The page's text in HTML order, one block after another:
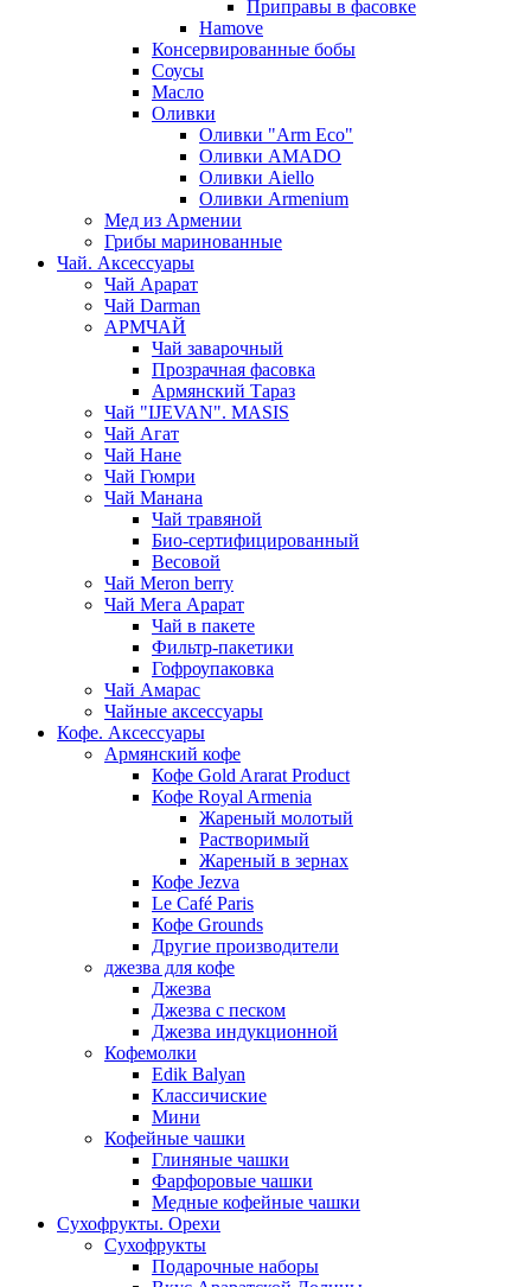
Приправы в фасовке
Hamove
Консервированные бобы
Соусы
Масло
Оливки
Оливки "Arm Eco"
Оливки AMADO
Оливки Aiello
Оливки Armenium
Мед из Армении
Грибы маринованные
Чай. Аксессуары
Чай Арарат
Чай Darman
АРМЧАЙ
Чай заварочный
Прозрачная фасовка
Армянский Тараз
Чай "IJEVAN". MASIS
Чай Агат
Чай Нане
Чай Гюмри
Чай Манана
Чай травяной
Био-сертифицированный
Весовой
Чай Meron berry
Чай Мега Арарат
Чай в пакете
Фильтр-пакетики
Гофроупаковка
Чай Амарас
Чайные аксессуары
Кофе. Аксессуары
Армянский кофе
Кофе Gold Ararat Product
Кофе Royal Armenia
Жареный молотый
Растворимый
Жареный в зернах
Кофе Jezva
Le Café Paris
Кофе Grounds
Другие производители
джезва для кофе
Джезва
Джезва с песком
Джезва индукционной
Кофемолки
Edik Balyan
Классичиские
Мини
Кофейные чашки
Глиняные чашки
Фарфоровые чашки
Медные кофейные чашки
Сухофрукты. Орехи
Сухофрукты
Подарочные наборы